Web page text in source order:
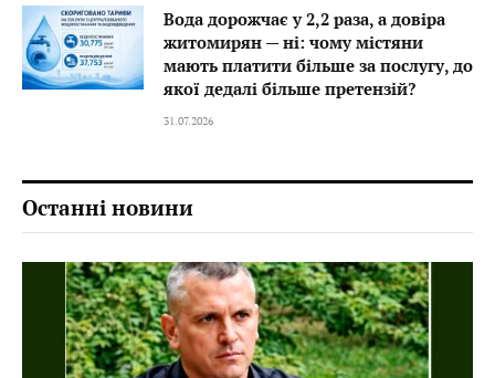
Вода дорожчає у 2,2 раза, а довіра
житомирян — ні: чому містяни
мають платити більше за послугу, до
якої дедалі більше претензій?
31.07.2026
Останні новини